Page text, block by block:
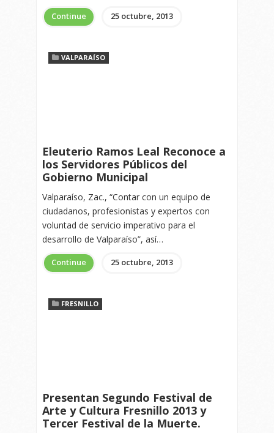
Continue 25 octubre, 2013
VALPARAÍSO
Eleuterio Ramos Leal Reconoce a
los Servidores Públicos del
Gobierno Municipal
Valparaíso, Zac., “Contar con un equipo de
ciudadanos, profesionistas y expertos con
voluntad de servicio imperativo para el
desarrollo de Valparaíso”, así…
Continue 25 octubre, 2013
FRESNILLO
Presentan Segundo Festival de
Arte y Cultura Fresnillo 2013 y
Tercer Festival de la Muerte.